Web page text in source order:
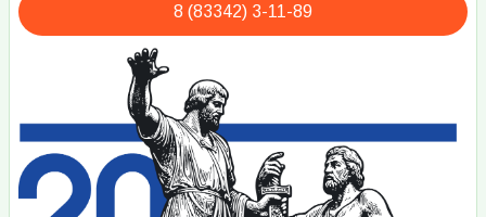
8 (83342) 3-11-89